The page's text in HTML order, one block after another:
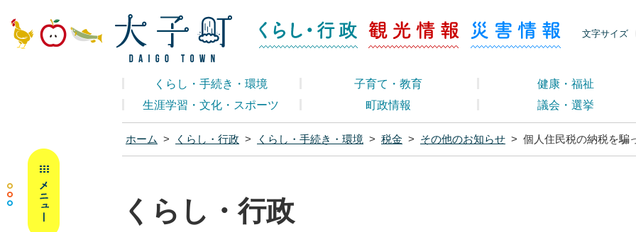
大子町ホームページ くらし・行政
文字サイズ
くらし・行政 観光情報 災害情報
くらし・手続き・環境 子育て・教育
健康・福祉
生涯学習・文化・スポーツ
町政情報 議会・選挙
ホーム > くらし・行政 > くらし・手続き・環境 > 税金 > その他のお知らせ > 個人住民税の納税を騙
くらし・行政